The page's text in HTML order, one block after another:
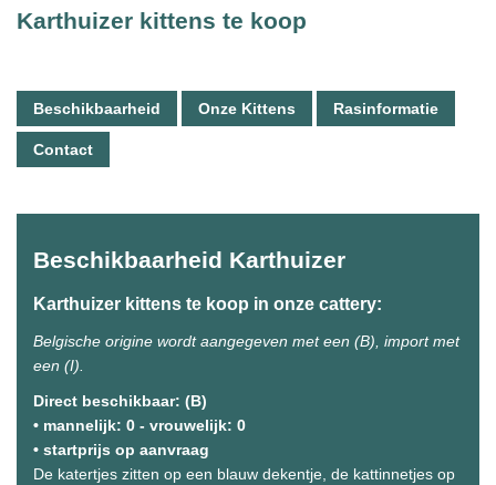
Karthuizer kittens te koop
Beschikbaarheid Onze Kittens Rasinformatie
Contact
Beschikbaarheid Karthuizer
Karthuizer kittens te koop in onze cattery:
Belgische origine wordt aangegeven met een (B), import met
een (I).
Direct beschikbaar: (B)
• mannelijk: 0 - vrouwelijk: 0
• startprijs op aanvraag
De katertjes zitten op een blauw dekentje, de kattinnetjes op